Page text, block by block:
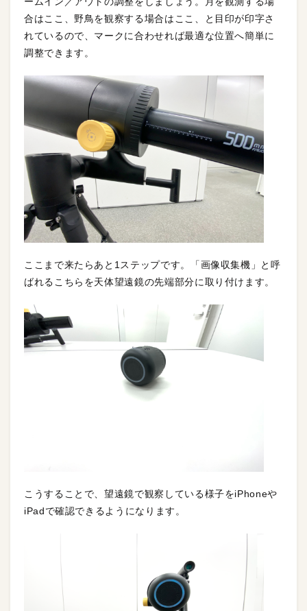
合はここ、野鳥を観察する場合はここ、と目印が印字さ
れているので、マークに合わせれば最適な位置へ簡単に
調整できます。
ここまで来たらあと1ステップです。「画像収集機」と呼
ばれるこちらを天体望遠鏡の先端部分に取り付けます。
こうすることで、望遠鏡で観察している様子をiPhoneや
iPadで確認できるようになります。